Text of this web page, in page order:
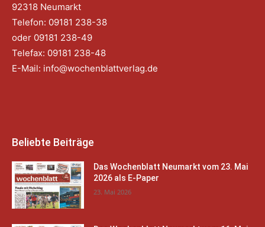
92318 Neumarkt
Telefon: 09181 238-38
oder 09181 238-49
Telefax: 09181 238-48
E-Mail: info@wochenblattverlag.de
Beliebte Beiträge
Das Wochenblatt Neumarkt vom 23. Mai
2026 als E-Paper
23. Mai 2026